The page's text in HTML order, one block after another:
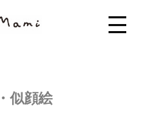
似顔絵